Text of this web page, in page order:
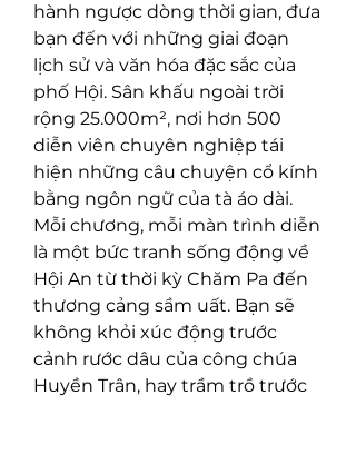
hành ngược dòng thời gian, đưa
bạn đến với những giai đoạn
lịch sử và văn hóa đặc sắc của
phố Hội. Sân khấu ngoài trời
rộng 25.000m², nơi hơn 500
diễn viên chuyên nghiệp tái
hiện những câu chuyện cổ kính
bằng ngôn ngữ của tà áo dài.
Mỗi chương, mỗi màn trình diễn
là một bức tranh sống động về
Hội An từ thời kỳ Chăm Pa đến
thương cảng sầm uất. Bạn sẽ
không khỏi xúc động trước
cảnh rước dâu của công chúa
Huyền Trân, hay trầm trồ trước